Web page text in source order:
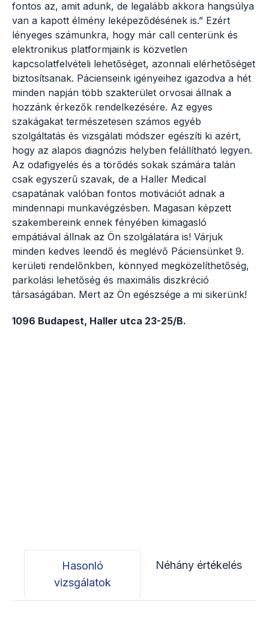
fontos az, amit adunk, de legalább akkora hangsúlya
van a kapott élmény leképeződésének is.” Ezért
lényeges számunkra, hogy már call centerünk és
elektronikus platformjaink is közvetlen
kapcsolatfelvételi lehetőséget, azonnali elérhetőséget
biztosítsanak. Pácienseink igényeihez igazodva a hét
minden napján több szakterület orvosai állnak a
hozzánk érkezők rendelkezésére. Az egyes
szakágakat természetesen számos egyéb
szolgáltatás és vizsgálati módszer egészíti ki azért,
hogy az alapos diagnózis helyben felállítható legyen.
Az odafigyelés és a törődés sokak számára talán
csak egyszerű szavak, de a Haller Medical
csapatának valóban fontos motivációt adnak a
mindennapi munkavégzésben. Magasan képzett
szakembereink ennek fényében kimagasló
empátiával állnak az Ön szolgálatára is! Várjuk
minden kedves leendő és meglévő Páciensünket 9.
kerületi rendelőnkben, könnyed megközelíthetőség,
parkolási lehetőség és maximális diszkréció
társaságában. Mert az Ön egészsége a mi sikerünk!
1096 Budapest, Haller utca 23-25/B.
Hasonló
vizsgálatok
Néhány értékelés